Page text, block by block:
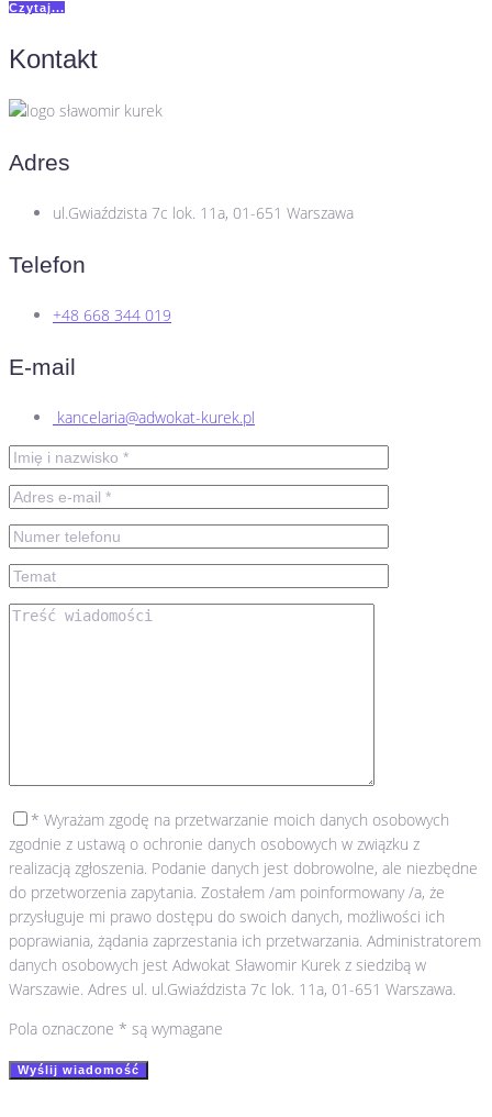
Czytaj...
Kontakt
Adres
ul.Gwiaździsta 7c lok. 11a, 01-651 Warszawa
Telefon
+48 668 344 019
E-mail
kancelaria@adwokat-kurek.pl
* Wyrażam zgodę na przetwarzanie moich danych osobowych
zgodnie z ustawą o ochronie danych osobowych w związku z
realizacją zgłoszenia. Podanie danych jest dobrowolne, ale niezbędne
do przetworzenia zapytania. Zostałem /am poinformowany /a, że
przysługuje mi prawo dostępu do swoich danych, możliwości ich
poprawiania, żądania zaprzestania ich przetwarzania. Administratorem
danych osobowych jest Adwokat Sławomir Kurek z siedzibą w
Warszawie. Adres ul. ul.Gwiaździsta 7c lok. 11a, 01-651 Warszawa.
Pola oznaczone * są wymagane